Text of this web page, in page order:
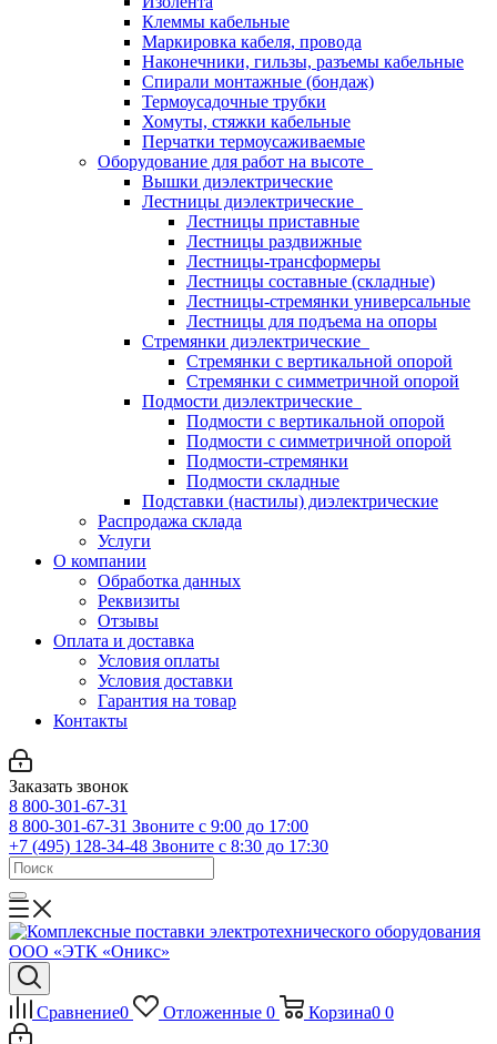
Клеммы кабельные
Маркировка кабеля, провода
Наконечники, гильзы, разъемы кабельные
Спирали монтажные (бондаж)
Термоусадочные трубки
Хомуты, стяжки кабельные
Перчатки термоусаживаемые
Оборудование для работ на высоте
Вышки диэлектрические
Лестницы диэлектрические
Лестницы приставные
Лестницы раздвижные
Лестницы-трансформеры
Лестницы составные (складные)
Лестницы-стремянки универсальные
Лестницы для подъема на опоры
Стремянки диэлектрические
Стремянки с вертикальной опорой
Стремянки с симметричной опорой
Подмости диэлектрические
Подмости с вертикальной опорой
Подмости с симметричной опорой
Подмости-стремянки
Подмости складные
Подставки (настилы) диэлектрические
Распродажа склада
Услуги
О компании
Обработка данных
Реквизиты
Отзывы
Оплата и доставка
Условия оплаты
Условия доставки
Гарантия на товар
Контакты
Заказать звонок
8 800-301-67-31
8 800-301-67-31 Звоните с 9:00 до 17:00
+7 (495) 128-34-48 Звоните с 8:30 до 17:30
Сравнение0 Отложенные 0 Корзина0 0